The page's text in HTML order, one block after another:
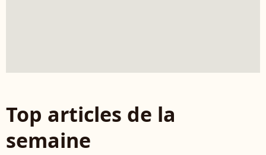
Top articles de la
semaine